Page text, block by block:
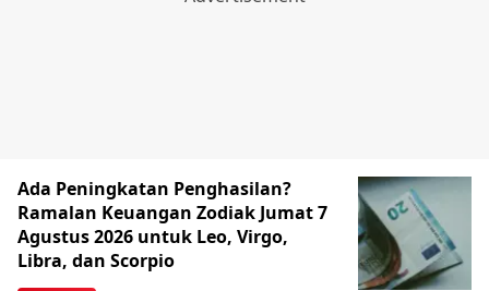
Ada Peningkatan Penghasilan?
Ramalan Keuangan Zodiak Jumat 7
Agustus 2026 untuk Leo, Virgo,
Libra, dan Scorpio